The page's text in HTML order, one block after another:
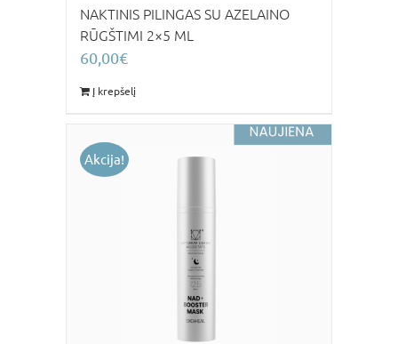
NAKTINIS PILINGAS SU AZELAINO
RŪGŠTIMI 2×5 ML
60,00€
Į krepšelį
Akcija!